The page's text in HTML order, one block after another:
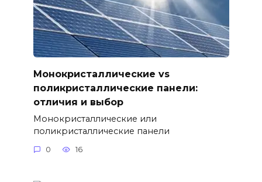
Монокристаллические vs
поликристаллические панели:
отличия и выбор
Монокристаллические или
поликристаллические панели
0 16